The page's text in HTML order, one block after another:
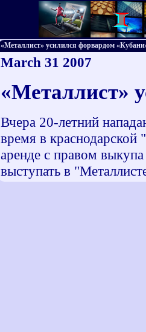
«Металлист» усилился форвардом
March 31 2007
«Металлист»
Вчера 20-летний
время в
аренде с правом
выступать в